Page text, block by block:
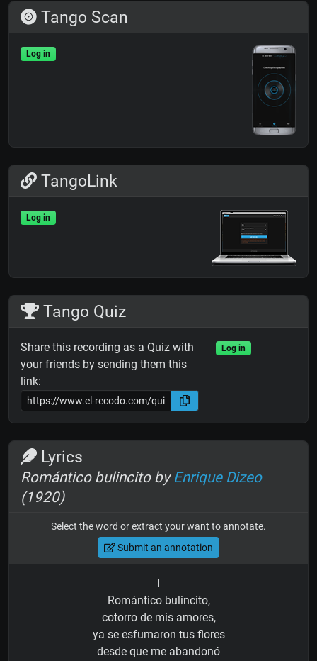
Tango Scan
Log in
TangoLink
Log in
Tango Quiz
Share this recording as a Quiz with
your friends by sending them this
link:
Log in
Lyrics
Romántico bulincito byEnrique Dizeo
(1920)
Select the word or extract your want to annotate.
Submit an annotation
Romántico bulincito,
cotorro de mis amores,
ya se esfumaron tus flores
desde que me abandonó